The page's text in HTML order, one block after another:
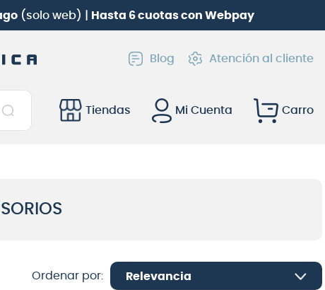
(solo web) | Hasta 6 cuotas con Webpay
Blog Atención al cliente
Tiendas
Mi Cuenta
Relevancia